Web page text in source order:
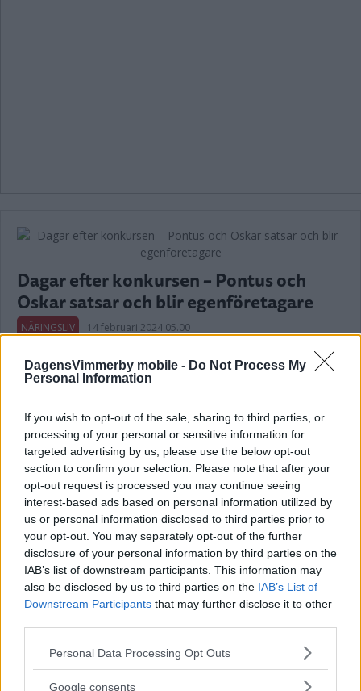
DagensVimmerby mobile - Do Not Process My
Personal Information
If you wish to opt-out of the sale, sharing to third parties, or
processing of your personal or sensitive information for
targeted advertising by us, please use the below opt-out
section to confirm your selection. Please note that after your
opt-out request is processed you may continue seeing
interest-based ads based on personal information utilized by
us or personal information disclosed to third parties prior to
your opt-out. You may separately opt-out of the further
disclosure of your personal information by third parties on the
IAB’s list of downstream participants. This information may
also be disclosed by us to third parties on the IAB’s List of
Downstream Participants that may further disclose it to other
Please note that this website/app uses one or more Google
not limited to your visit or usage behaviour. You may click to
Personal Data Processing Opt Outs
Google consents
Dagar efter konkursen – Pontus och
Oskar satsar och blir egenföretagare
NÄRINGSLIV 14 februari 2024 05.00
SENASTE
Positiv nyhet: antalet inbrott och stölder dyker
Fina initiativet för legenden – "Jag blev verkligen rörd över det"
DEBATT: Trygghet är den viktigaste jämställdhetsfrågan
Solcellsparken fick nej – nu har företaget överklagat
Hade anabola steroider i köksskåpet – man från Vimmerby
MEST LÄST